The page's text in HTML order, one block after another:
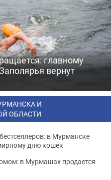
главному
вернут
И
ОБЛАСТИ
в Мурманске
дню кошек
в Мурмашах продается